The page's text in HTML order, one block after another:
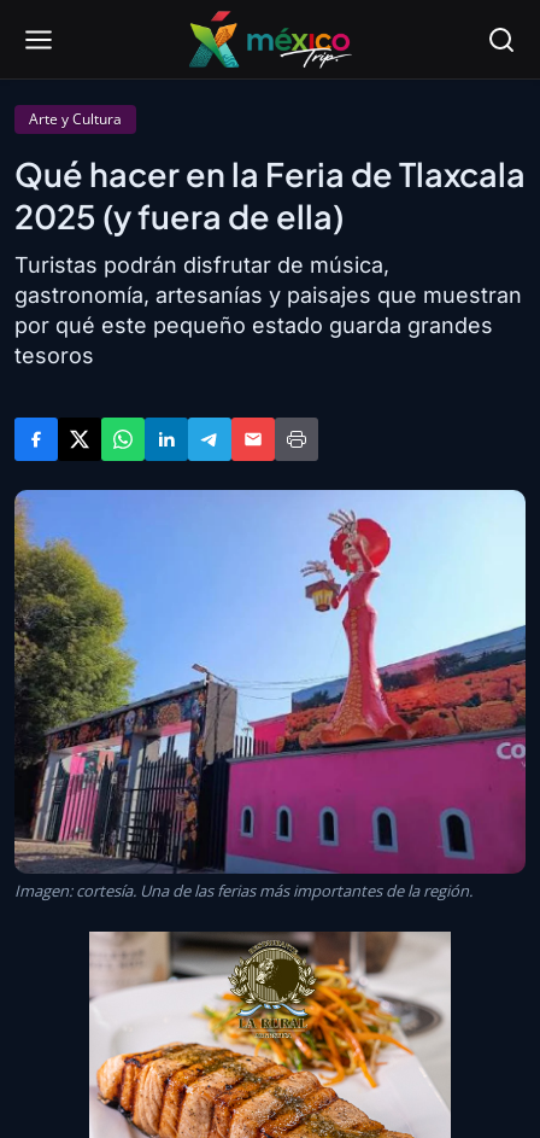
Arte y Cultura
Qué hacer en la Feria de Tlaxcala
2025 (y fuera de ella)
Turistas podrán disfrutar de música,
gastronomía, artesanías y paisajes que muestran
por qué este pequeño estado guarda grandes
tesoros
Imagen: cortesía. Una de las ferias más importantes de la región.